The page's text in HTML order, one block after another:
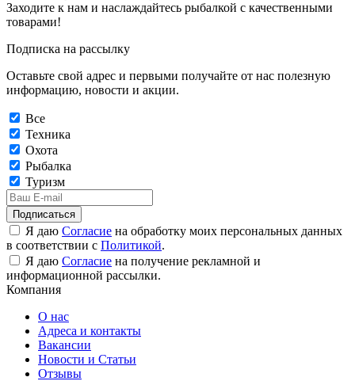
Заходите к нам и наслаждайтесь рыбалкой с качественными
товарами!
Подписка на рассылку
Оставьте свой адрес и первыми получайте от нас полезную
информацию, новости и акции.
Все
Техника
Охота
Рыбалка
Туризм
Подписаться
Я даю Согласие на обработку моих персональных данных
в соответствии с Политикой.
Я даю Согласие на получение рекламной и
информационной рассылки.
Компания
О нас
Адреса и контакты
Вакансии
Новости и Статьи
Отзывы